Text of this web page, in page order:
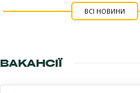
ВСІ НОВИНИ
ВАКАНСІЇ